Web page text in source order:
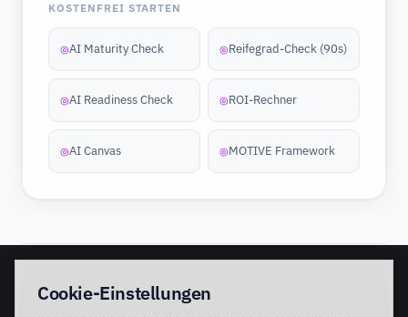
KOSTENFREI STARTEN
◎AI Maturity Check ◎Reifegrad-Check (90s)
◎AI Readiness Check ◎ROI-Rechner
◎AI Canvas ◎MOTIVE Framework
Discovery Workshop
Cookie-Einstellungen